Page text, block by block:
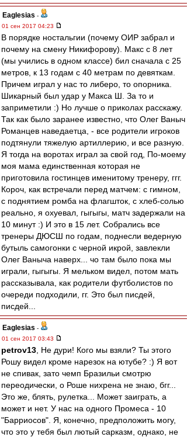
Eaglesias -
01 сен 2017 04:23
В порядке ностальгии (почему ОИР забрал и
почему на смену Никифорову). Макс с 8 лет
(мы учились в одном классе) бил сначала с 25
метров, к 13 годам с 40 метрам по девяткам.
Причем играл у нас то либеро, то опорника.
Шикарный был удар у Макса Ш. За то и
заприметили :) Но лучше о приколах расскажу.
Так как было заранее известно, что Олег Ваныч
Романцев наведаетца, - все родители игроков
подтянули тяжелую артиллерию, и все разную.
Я тогда на воротах играл за свой год, По-моему
моя мама единственная которая не
приготовила гостинцев именитому тренеру, ггг.
Короч, как встречали перед матчем: с гимном,
с поднятием ромба на флагшток, с хлеб-солью
реально, я охуевал, гыгыгы, матч задержали на
10 минут :) И это в 15 лет. Собрались все
тренеры ДЮСШ по годам, поднесли ведерную
бутыль самогонки с черной икрой, завлекли
Олег Ваныча наверх... чо там было пока мы
играли, гыгыгы. Я мельком видел, потом мать
рассказывала, как родители футболистов по
очереди подходили, гг. Это был писдей,
писдей...
Eaglesias -
01 сен 2017 03:43
petrov13 , Не дури! Кого мы взяли? Ты этого
Рошу видел кроме нарезок на ютубе? :) Я вот
не спивак, зато чемп Бразильи смотрю
переодически, о Роше нихрена не знаю, бгг...
Это же, блять, рулетка... Может заиграть, а
может и нет. У нас на одного Промеса - 10
"Барриосов". Я, конечно, предположить могу,
что это у тебя был лютый сарказм, однако, не